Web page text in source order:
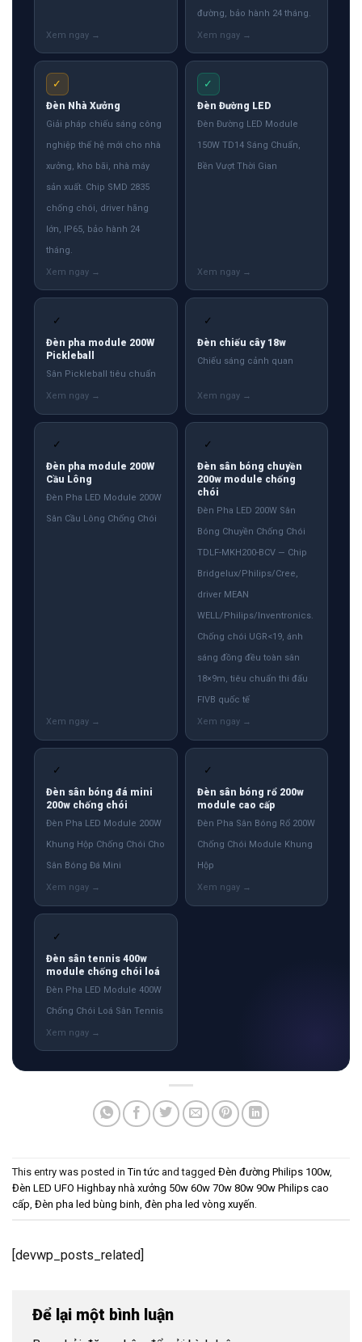
đường, bảo hành 24 tháng.
✓
Đèn Nhà Xưởng
Giải pháp chiếu sáng công
nghiệp thế hệ mới cho nhà
xưởng, kho bãi, nhà máy
sản xuất. Chip SMD 2835
chống chói, driver hãng
lớn, IP65, bảo hành 24
tháng.
✓
Đèn Đường LED
Đèn Đường LED Module
150W TD14 Sáng Chuẩn,
Bền Vượt Thời Gian
✓
Đèn pha module 200W
Pickleball
Sân Pickleball tiêu chuẩn
✓
Đèn chiếu cây 18w
Chiếu sáng cảnh quan
✓
Đèn pha module 200W
Cầu Lông
Đèn Pha LED Module 200W
Sân Cầu Lông Chống Chói
✓
Đèn sân bóng chuyền
200w module chống
chói
Đèn Pha LED 200W Sân
Bóng Chuyền Chống Chói
TDLF-MKH200-BCV — Chip
Bridgelux/Philips/Cree,
driver MEAN
WELL/Philips/Inventronics.
Chống chói UGR<19, ánh
sáng đồng đều toàn sân
18×9m, tiêu chuẩn thi đấu
FIVB quốc tế
✓
Đèn sân bóng đá mini
200w chống chói
Đèn Pha LED Module 200W
Khung Hộp Chống Chói Cho
Sân Bóng Đá Mini
✓
Đèn sân bóng rổ 200w
module cao cấp
Đèn Pha Sân Bóng Rổ 200W
Chống Chói Module Khung
Hộp
✓
Đèn sân tennis 400w
module chống chói loá
Đèn Pha LED Module 400W
Chống Chói Loá Sân Tennis
This entry was posted inTin tức and tagged Đèn đường Philips 100w,
Đèn LED UFO Highbay nhà xưởng 50w 60w 70w 80w 90w Philips cao
cấp Đèn pha led bùng binh đèn pha led vòng xuyến
[devwp_posts_related]
Để lại một bình luận